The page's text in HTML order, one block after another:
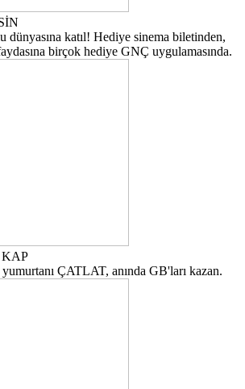
dünyasına katıl! Hediye sinema biletinden,
birçok hediye GNÇ uygulamasında.
KAP
ÇATLAT, anında GB'ları kazan.